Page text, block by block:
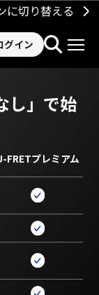
に切り替える
グイン
し」で始
FRETプレミアム